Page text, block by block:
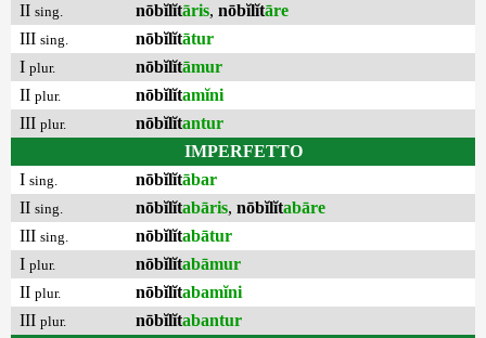
II sing. nōbĭlĭtāris, nōbĭlĭtāre
III sing. nōbĭlĭtātur
I plur. nōbĭlĭtāmur
II plur. nōbĭlĭtamĭni
III plur. nōbĭlĭtantur
IMPERFETTO
I sing. nōbĭlĭtābar
II sing. nōbĭlĭtabāris, nōbĭlĭtabāre
III sing. nōbĭlĭtabātur
I plur. nōbĭlĭtabāmur
II plur. nōbĭlĭtabamĭni
III plur. nōbĭlĭtabantur